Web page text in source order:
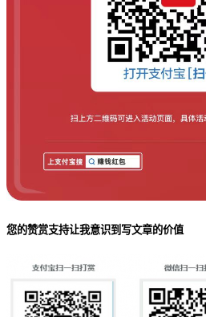
您的赞赏支持让我意识到写文章的价值